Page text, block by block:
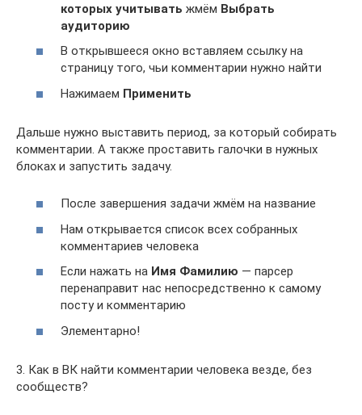
которых учитывать жмём Выбрать
аудиторию
В открывшееся окно вставляем ссылку на
страницу того, чьи комментарии нужно найти
Нажимаем Применить
Дальше нужно выставить период, за который собирать
комментарии. А также проставить галочки в нужных
блоках и запустить задачу.
После завершения задачи жмём на название
Нам открывается список всех собранных
комментариев человека
Если нажать на Имя Фамилию — парсер
перенаправит нас непосредственно к самому
посту и комментарию
Элементарно!
3. Как в ВК найти комментарии человека везде, без
сообществ?